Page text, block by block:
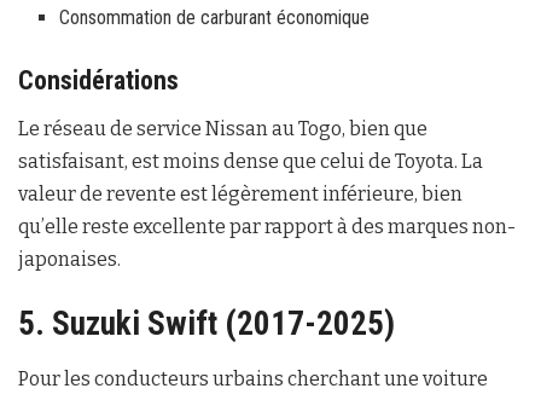
Consommation de carburant économique
Considérations
Le réseau de service Nissan au Togo, bien que
satisfaisant, est moins dense que celui de Toyota. La
valeur de revente est légèrement inférieure, bien
qu’elle reste excellente par rapport à des marques non-
japonaises.
5. Suzuki Swift (2017-2025)
Pour les conducteurs urbains cherchant une voiture